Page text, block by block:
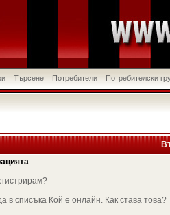
Търсене Потребители Потребителски
в списъка Кой е онлайн. Как става това?